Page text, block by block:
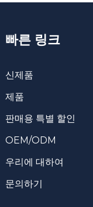
빠른 링크
신제품
제품
판매용 특별 할인
OEM/ODM
우리에 대하여
문의하기